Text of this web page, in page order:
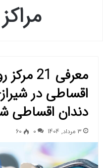
معرفی
اقساطی در
دندان اقساطی
3 مرداد, 1404 0
60